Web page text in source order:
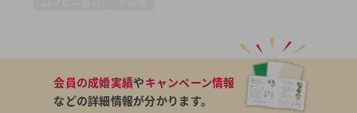
会員の成婚実績やキャンペーン情報
などの詳細情報が分かります。